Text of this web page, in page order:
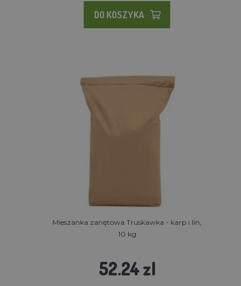
DO KOSZYKA
Mieszanka zanętowa Truskawka - karp i lin,
10 kg
52.24 zl